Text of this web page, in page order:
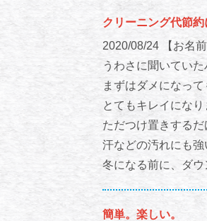
クリーニング代節約
2020/08/24 【お名
うわさに聞いてい
まずはダメになっ
とてもキレイにな
ただつけ置きする
汗などの汚れにも
冬になる前に、ダ
簡単。楽しい。